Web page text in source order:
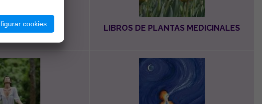
DE PILATES LIBROS DE PLANTAS MEDICINALES
cookies